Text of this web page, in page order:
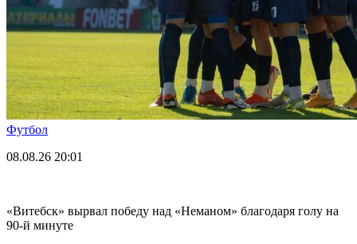
Футбол
08.08.26 20:01
«Витебск» вырвал победу над «Неманом» благодаря голу на
90-й минуте